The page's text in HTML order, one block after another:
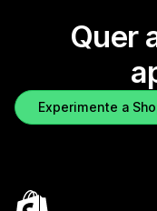
Quer
Experimente a